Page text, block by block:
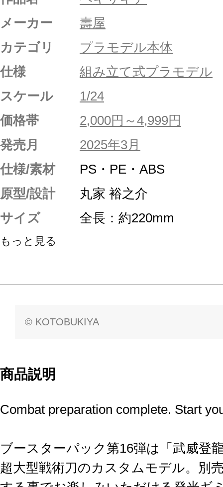
メーカー
壽屋
カテゴリ
プラモデル本体
仕様
組み立て式プラモデル
スケール
1/24
価格帯
2,000円～4,999円
発売月
2025年3月
仕様/素材
PS・PE・ABS
原型/設計
丸家 裕之介
サイズ
全長：約220mm
もっと見る
© KOTOBUKIYA
商品説明
Combat preparation complete. Start
ブースターパック第16弾は「武威登
超大型戦術刀のカスタムモデル。別